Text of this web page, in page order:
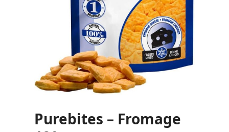
Purebites – Fromage